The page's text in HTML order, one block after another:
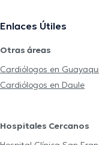
Enlaces Útiles
Otras áreas
Cardiólogos en
Cardiólogos en Daule
Hospitales Cercanos